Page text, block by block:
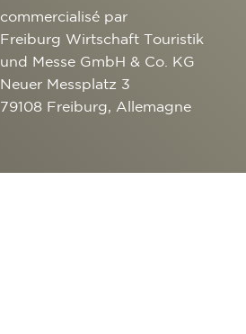
commercialisé par
Freiburg Wirtschaft Touristik
und Messe GmbH & Co. KG
Neuer Messplatz 3
79108 Freiburg, Allemagne